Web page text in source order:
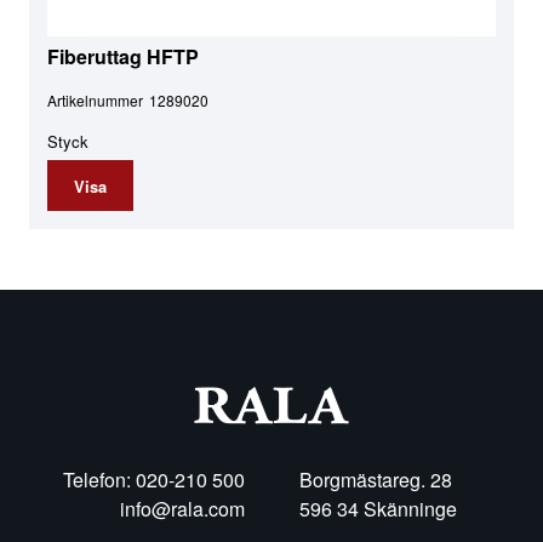
Fiberuttag HFTP
Artikelnummer 1289020
Styck
Visa
Telefon: 020-210 500
info@rala.com
Borgmästareg. 28
596 34 Skänninge